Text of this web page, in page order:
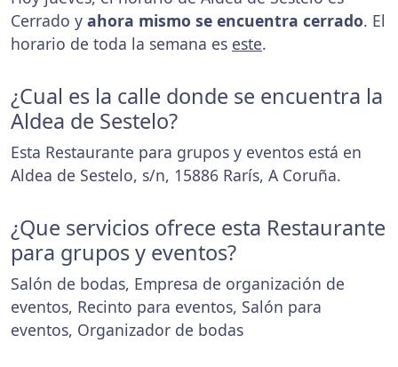
Cerrado y ahora mismo se encuentra cerrado. El
horario de toda la semana es este.
¿Cual es la calle donde se encuentra la
Aldea de Sestelo?
Esta Restaurante para grupos y eventos está en
Aldea de Sestelo, s/n, 15886 Rarís, A Coruña.
¿Que servicios ofrece esta Restaurante
para grupos y eventos?
Salón de bodas, Empresa de organización de
eventos, Recinto para eventos, Salón para
eventos, Organizador de bodas